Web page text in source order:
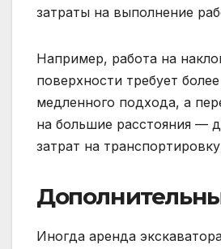
затраты на выполнение
Например, работа на
поверхности требует
медленного подхода, а
на большие расстояния —
затрат на
Иногда аренда